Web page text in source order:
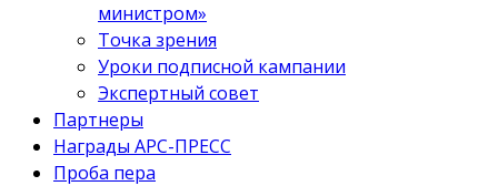
министром»
Точка зрения
Уроки подписной кампании
Экспертный совет
Партнеры
Награды АРС-ПРЕСС
Проба пера